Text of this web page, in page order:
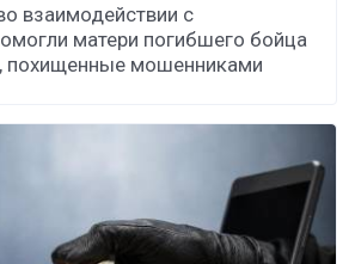
взаимодействии с
матери погибшего бойца
похищенные мошенниками